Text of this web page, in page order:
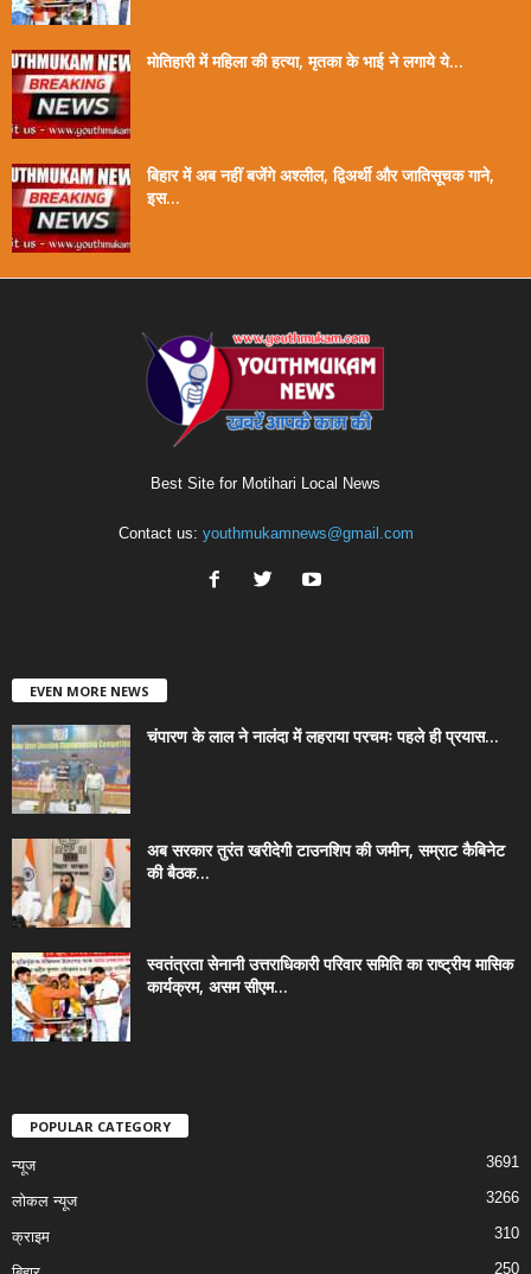
मोतिहारी में महिला की हत्या, मृतका के भाई ने लगाये ये...
बिहार में अब नहीं बजेंगे अश्लील, द्विअर्थी और जातिसूचक गाने,
इस...
Best Site for Motihari Local News
Contact us: youthmukamnews@gmail.com
EVEN MORE NEWS
चंपारण के लाल ने नालंदा में लहराया परचमः पहले ही प्रयास...
अब सरकार तुरंत खरीदेगी टाउनशिप की जमीन, सम्राट कैबिनेट
की बैठक...
स्वतंत्रता सेनानी उत्तराधिकारी परिवार समिति का राष्ट्रीय मासिक
कार्यक्रम, असम सीएम...
POPULAR CATEGORY
न्यूज 3691
लोकल न्यूज 3266
क्राइम 310
250